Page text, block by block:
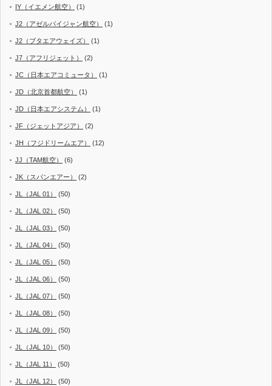
IY（イエメン航空） (1)
J2（アゼルバイジャン航空） (1)
J2（ブタエアウェイズ） (1)
J7（アフリジェット） (2)
JC（日本エアコミュータ） (1)
JD（北京首都航空） (1)
JD（日本エアシステム） (1)
JF（ジェットアジア） (2)
JH（フジドリームエア） (12)
JJ（TAM航空） (6)
JK（スパンエアー） (2)
JL（JAL 01） (50)
JL（JAL 02） (50)
JL（JAL 03） (50)
JL（JAL 04） (50)
JL（JAL 05） (50)
JL（JAL 06） (50)
JL（JAL 07） (50)
JL（JAL 08） (50)
JL（JAL 09） (50)
JL（JAL 10） (50)
JL（JAL 11） (50)
JL（JAL 12） (50)